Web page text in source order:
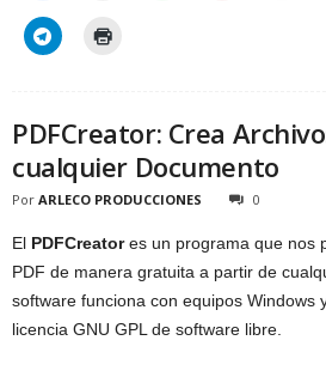
PDFCreator: Crea
cualquier Documento
Por ARLECO PRODUCCIONES 0
El PDFCreatores un programa que nos
PDF de manera gratuita a partir de
software funciona con equipos Windows
licencia GNU GPL de software libre.